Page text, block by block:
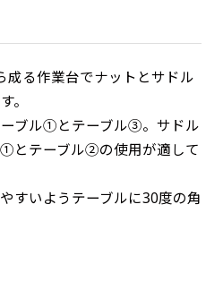
成る作業台でナットとサドル
。
ブル①とテーブル③。サドル
とテーブル②の使用が適して
すいようテーブルに30度の角